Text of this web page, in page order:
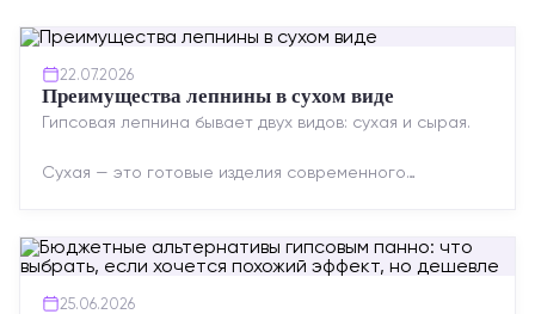
22.07.2026
Преимущества лепнины в сухом виде
Гипсовая лепнина бывает двух видов: сухая и сырая.
Сухая — это готовые изделия современного
25.06.2026